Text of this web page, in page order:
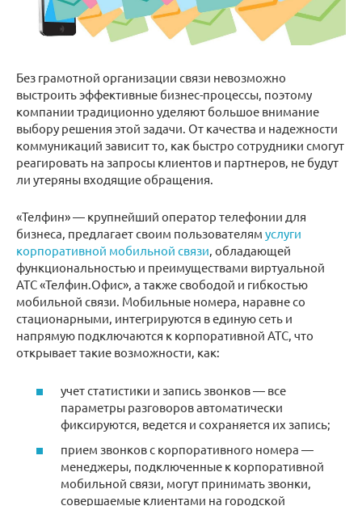
Без грамотной организации связи невозможно
выстроить эффективные бизнес-процессы, поэтому
компании традиционно уделяют большое внимание
выбору решения этой задачи. От качества и надежности
коммуникаций зависит то, как быстро сотрудники смогут
реагировать на запросы клиентов и партнеров, не будут
ли утеряны входящие обращения.
«Телфин» — крупнейший оператор телефонии для
бизнеса, предлагает своим пользователям услуги
корпоративной мобильной связи, обладающей
функциональностью и преимуществами виртуальной
АТС «Телфин.Офис», а также свободой и гибкостью
мобильной связи. Мобильные номера, наравне со
стационарными, интегрируются в единую сеть и
напрямую подключаются к корпоративной АТС, что
открывает такие возможности, как:
учет статистики и запись звонков — все
параметры разговоров автоматически
фиксируются, ведется и сохраняется их запись;
прием звонков с корпоративного номера —
менеджеры, подключенные к корпоративной
мобильной связи, могут принимать звонки,
совершаемые клиентами на городской